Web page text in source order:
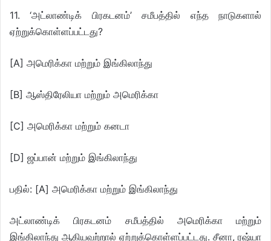
11. ‘அட்லாண்டிக் பிரகடனம்’ சமீபத்தில் எந்த நாடுகளால்
ஏற்றுக்கொள்ளப்பட்டது?
[A] அமெரிக்கா மற்றும் இங்கிலாந்து
[B] ஆஸ்திரேலியா மற்றும் அமெரிக்கா
[C] அமெரிக்கா மற்றும் கனடா
[D] ஜப்பான் மற்றும் இங்கிலாந்து
பதில்: [A] அமெரிக்கா மற்றும் இங்கிலாந்து
அட்லாண்டிக் பிரகடனம் சமீபத்தில் அமெரிக்கா மற்றும்
இங்கிலாந்து ஆகியவற்றால் ஏற்றுக்கொள்ளப்பட்டது. சீனா, ரஷ்யா